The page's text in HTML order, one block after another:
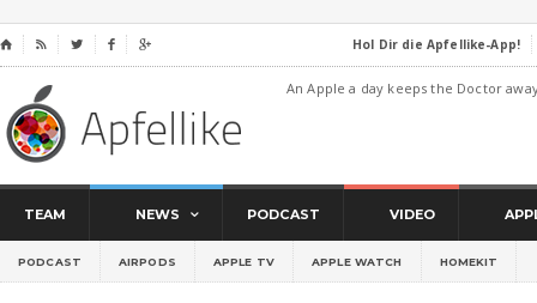
⌂     Hol Dir die Apfellike-App!
An Apple a day keeps the Doctor
TEAM NEWS PODCAST VIDEO
PODCAST AIRPODS APPLE TV APPLE WATCH HOMEKIT